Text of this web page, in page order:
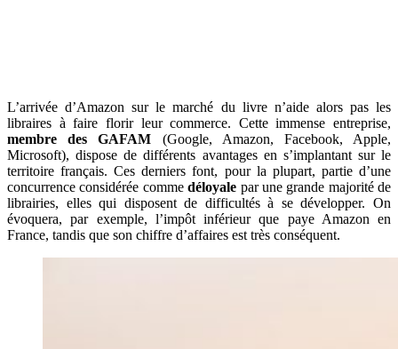
L’arrivée d’Amazon sur le marché du livre n’aide alors pas les
libraires à faire florir leur commerce. Cette immense entreprise,
membre des GAFAM (Google, Amazon, Facebook, Apple,
Microsoft), dispose de différents avantages en s’implantant sur le
territoire français. Ces derniers font, pour la plupart, partie d’une
concurrence considérée commedéloyale par une grande majorité de
librairies, elles qui disposent de difficultés à se développer. On
évoquera, par exemple, l’impôt inférieur que paye Amazon en
France, tandis que son chiffre d’affaires est très conséquent.